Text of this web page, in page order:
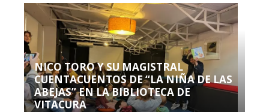
NICO TORO Y SU MAGISTRAL
CUENTACUENTOS DE “LA NIÑA DE LAS
ABEJAS” EN LA BIBLIOTECA DE
VITACURA